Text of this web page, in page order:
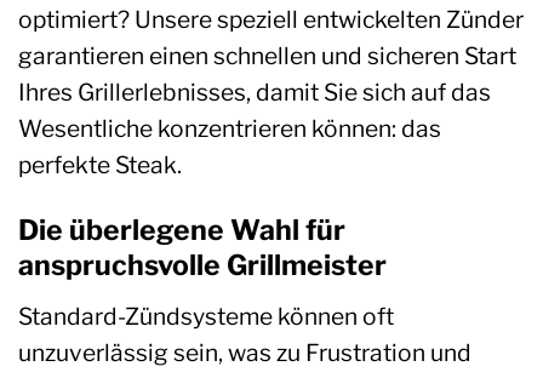
optimiert? Unsere speziell entwickelten Zünder
garantieren einen schnellen und sicheren Start
Ihres Grillerlebnisses, damit Sie sich auf das
Wesentliche konzentrieren können: das
perfekte Steak.
Die überlegene Wahl für
anspruchsvolle Grillmeister
Standard-Zündsysteme können oft
unzuverlässig sein, was zu Frustration und